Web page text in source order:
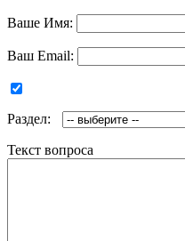
Ваше Имя:
Ваш Email:
Раздел:
Текст вопроса